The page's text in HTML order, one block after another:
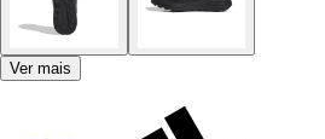
Ver mais